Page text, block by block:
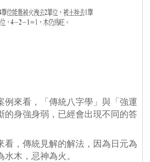
例來看，「傳統八字學」與「強運
的身強身弱，已經會出現不同的答
看，傳統見解的解法，因為日元為
木，忌神為火。